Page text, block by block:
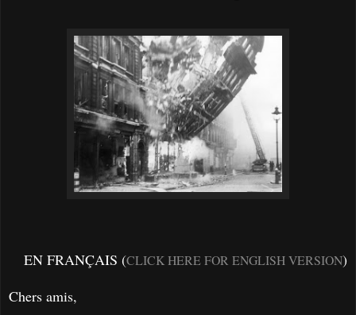
EN FRANÇAIS (CLICK HERE FOR ENGLISH VERSION)
Chers amis,